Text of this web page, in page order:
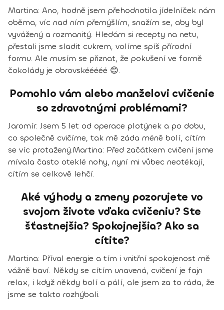
Martina: Ano, hodně jsem přehodnotila jídelníček nám
oběma, víc nad ním přemýšlím, snažím se, aby byl
vyvážený a rozmanitý. Hledám si recepty na netu,
přestali jsme sladit cukrem, volíme spíš přírodní
formu. Ale musím se přiznat, že pokušení ve formě
čokolády je obrovskééééé 😊.
Pomohlo vám alebo manželovi cvičenie
so zdravotnými problémami?
Jaromír: Jsem 5 let od operace plotýnek a po dobu,
co společně cvičíme, tak mě záda méně bolí, cítím
se víc protažený.Martina: Před začátkem cvičení jsme
mívala často oteklé nohy, nyní mi vůbec neotékají,
cítím se celkově lehčí.
Aké výhody a zmeny pozorujete vo
svojom živote vďaka cvičeniu? Ste
šťastnejšia? Spokojnejšia? Ako sa
cítite?
Martina: Příval energie a tím i vnitřní spokojenost mě
vážně baví. Někdy se cítím unavená, cvičení je fajn
relax, i když někdy bolí a pálí, ale jsem za to ráda, že
jsme se takto rozhýbali.